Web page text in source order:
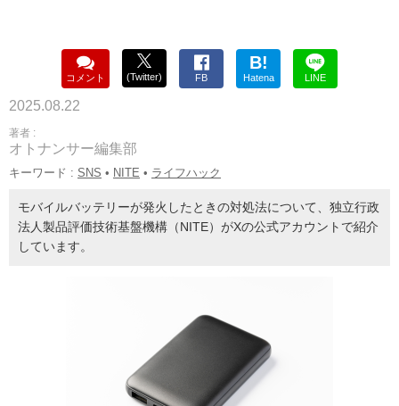
コメント (Twitter) FB
B!
Hatena LINE
2025.08.22
著者 :
オトナンサー編集部
キーワード : SNS • NITE • ライフハック
モバイルバッテリーが発火したときの対処法について、独立行政
法人製品評価技術基盤機構（NITE）がXの公式アカウントで紹介
しています。